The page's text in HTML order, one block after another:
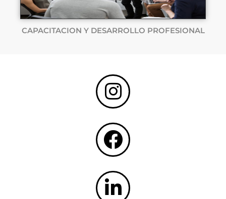
CAPACITACION Y DESARROLLO PROFESIONAL